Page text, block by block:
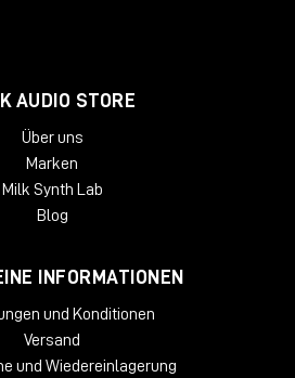
AUDIO STORE
Über uns
Marken
Milk Synth Lab
Blog
INFORMATIONEN
und Konditionen
Versand
und Wiedereinlagerung